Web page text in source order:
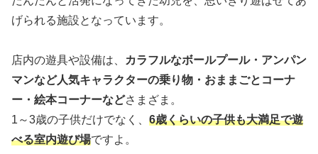
げられる施設となっています。
店内の遊具や設備は、
カラフルなボールプール・アンパン
マンなど人気キャラクターの乗り物・おままごとコーナ
ー・絵本コーナーなどさまざま。
1～3歳の子供だけでなく、 6歳くらいの子供も大満足で遊
べる室内遊び場ですよ。